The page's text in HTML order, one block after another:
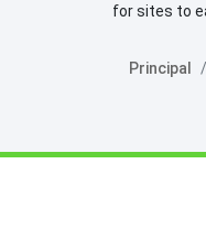
for sites to
Principal